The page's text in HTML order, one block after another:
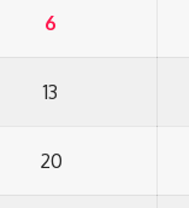
6
13
20